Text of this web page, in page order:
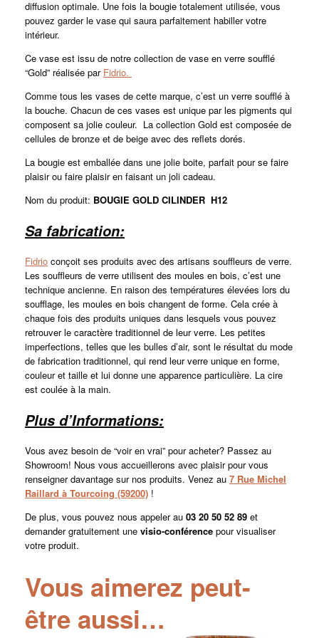
diffusion optimale. Une fois la bougie totalement utilisée, vous
pouvez garder le vase qui saura parfaitement habiller votre
intérieur.
Ce vase est issu de notre collection de vase en verre soufflé
“Gold” réalisée par Fidrio.
Comme tous les vases de cette marque, c’est un verre soufflé à
la bouche. Chacun de ces vases est unique par les pigments qui
composent sa jolie couleur. La collection Gold est composée de
cellules de bronze et de beige avec des reflets dorés.
La bougie est emballée dans une jolie boite, parfait pour se faire
plaisir ou faire plaisir en faisant un joli cadeau.
Nom du produit: BOUGIE GOLD CILINDER H12
Sa fabrication:
Fidrio conçoit ses produits avec des artisans souffleurs de verre.
Les souffleurs de verre utilisent des moules en bois, c’est une
technique ancienne. En raison des températures élevées lors du
soufflage, les moules en bois changent de forme. Cela crée à
chaque fois des produits uniques dans lesquels vous pouvez
retrouver le caractère traditionnel de leur verre. Les petites
imperfections, telles que les bulles d’air, sont le résultat du mode
de fabrication traditionnel, qui rend leur verre unique en forme,
couleur et taille et lui donne une apparence particulière. La cire
est coulée à la main.
Plus d’Informations:
Vous avez besoin de “voir en vrai” pour acheter? Passez au
Showroom! Nous vous accueillerons avec plaisir pour vous
renseigner davantage sur nos produits. Venez au 7 Rue Michel
Raillard à Tourcoing (59200) !
De plus, vous pouvez nous appeler au 03 20 50 52 89 et
demander gratuitement une visio-conférence pour visualiser
votre produit.
Vous aimerez peut-
être aussi…